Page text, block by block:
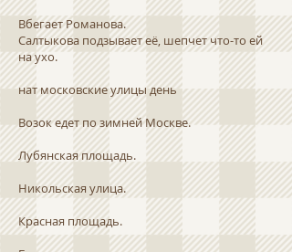
Вбегает Романова.
Салтыкова подзывает её, шепчет что-то ей
на ухо.
нат московские улицы день
Возок едет по зимней Москве.
Лубянская площадь.
Никольская улица.
Красная площадь.